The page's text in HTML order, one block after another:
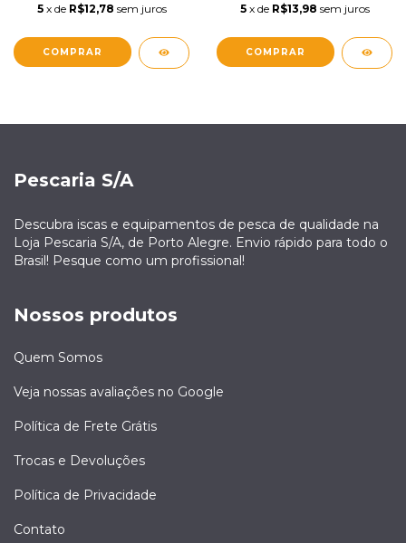
5 x de R$12,78 sem juros
COMPRAR
5 x de R$13,98 sem juros
COMPRAR
Pescaria S/A
Descubra iscas e equipamentos de pesca de qualidade na
Loja Pescaria S/A, de Porto Alegre. Envio rápido para todo o
Brasil! Pesque como um profissional!
Nossos produtos
Quem Somos
Veja nossas avaliações no Google
Política de Frete Grátis
Trocas e Devoluções
Política de Privacidade
Contato